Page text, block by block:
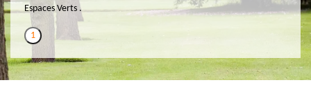
Espaces Verts .
1